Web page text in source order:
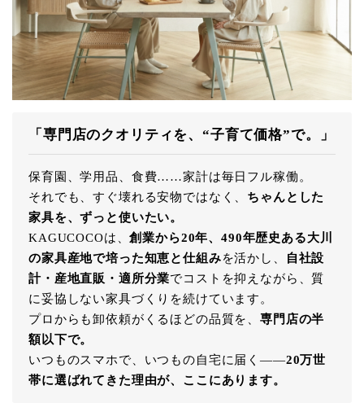
「専門店のクオリティを、“子育て価格”で。」
保育園、学用品、食費……家計は毎日フル稼働。
それでも、すぐ壊れる安物ではなく、 ちゃんとした
家具を、ずっと使いたい。
KAGUCOCOは、創業から20年、490年歴史ある大川
の家具産地で培った知恵と仕組みを活かし、
自社設
計・産地直販・適所分業でコストを抑えながら、質
に妥協しない家具づくりを続けています。
プロからも卸依頼がくるほどの品質を、専門店の半
額以下で。
いつものスマホで、いつもの自宅に届く――20万世
帯に選ばれてきた理由が、ここにあります。